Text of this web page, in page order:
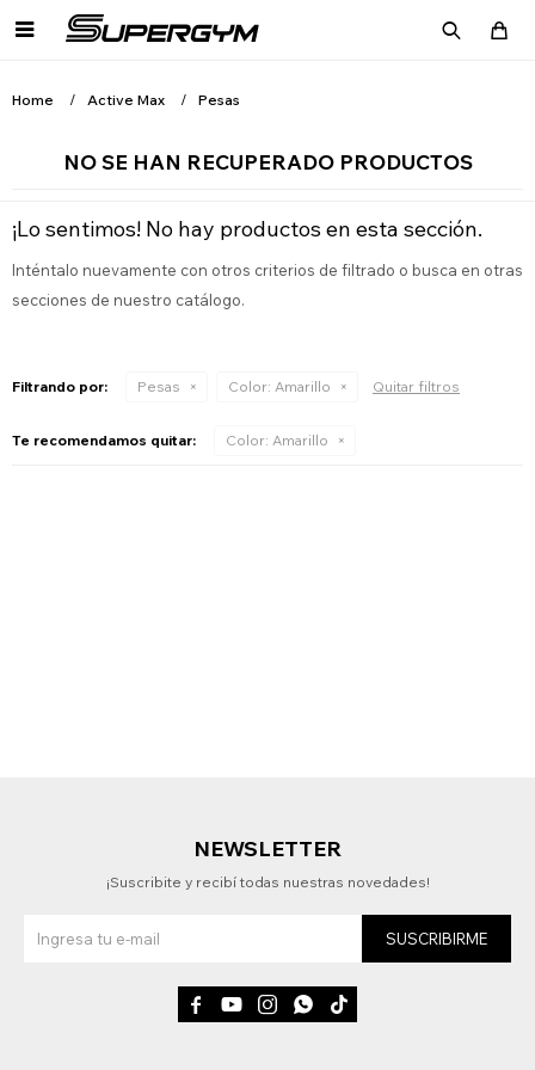

Home Active Max Pesas
NO SE HAN RECUPERADO PRODUCTOS
¡Lo sentimos! No hay productos en esta sección.
Inténtalo nuevamente con otros criterios de filtrado o busca en otras
secciones de nuestro catálogo.
Filtrando por: Pesas Color: Amarillo Quitar filtros
Te recomendamos quitar: Color: Amarillo
NEWSLETTER
¡Suscribite y recibí todas nuestras novedades!
SUSCRIBIRME
    